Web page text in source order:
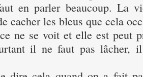
en parler beaucoup. La
cacher les bleus que cela
ne se voit et elle est peut
il ne faut pas lâcher,